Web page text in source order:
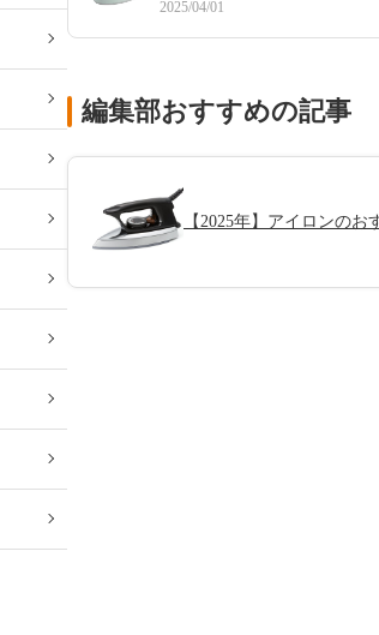
2025/04/01
編集部おすすめの記事
【2025年】アイロンの